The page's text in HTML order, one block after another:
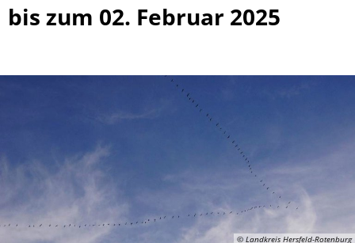
bis zum 02. Februar 2025
© Landkreis Hersfeld-Rotenburg